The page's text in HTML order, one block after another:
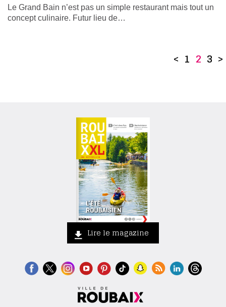
Le Grand Bain n’est pas un simple restaurant mais tout un
concept culinaire. Futur lieu de…
< 1 2 3 >
Lire le magazine